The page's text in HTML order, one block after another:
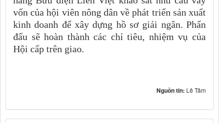
vốn của hội viên nông dân về phát triển sản xuất
kinh doanh để xây dựng hồ sơ giải ngân. Phấn
đấu sẽ hoàn thành các chỉ tiêu, nhiệm vụ của
Hội cấp trên giao.
Nguồn tin: Lê Tâm